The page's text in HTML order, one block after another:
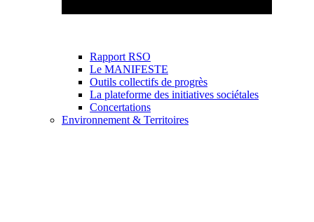
Rapport RSO
Le MANIFESTE
Outils collectifs de progrès
La plateforme des initiatives sociétales
Concertations
Environnement & Territoires